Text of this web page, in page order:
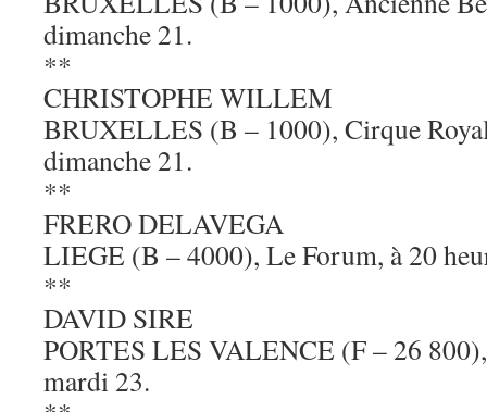
dimanche 21.
**
CHRISTOPHE WILLEM
BRUXELLES (B – 1000), Cirque
dimanche 21.
**
FRERO DELAVEGA
LIEGE (B – 4000), Le Forum, à 20
**
DAVID SIRE
PORTES LES VALENCE (F – 26
mardi 23.